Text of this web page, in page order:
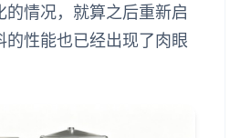
的情况，就算之后重新启
的性能也已经出现了肉眼